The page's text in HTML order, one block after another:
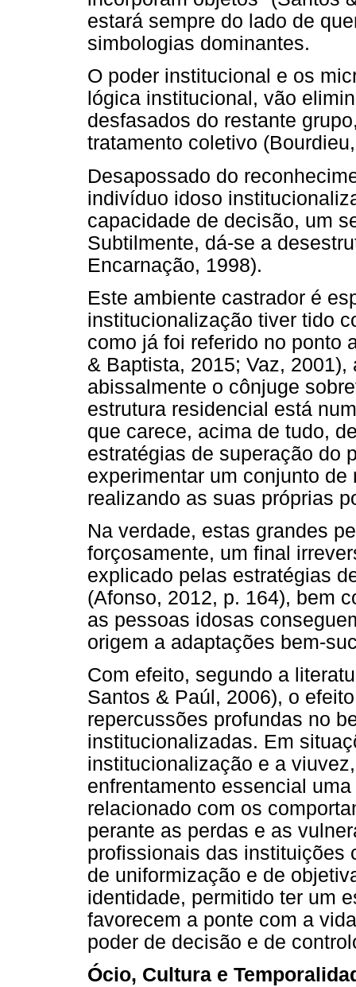
estará sempre do lado de
simbologias dominantes.
O poder institucional e os
lógica institucional, vão
desfasados do restante
tratamento coletivo
Desapossado do
indivíduo idoso
capacidade de decisão, um
Subtilmente, dá-se a
Encarnação, 1998).
Este ambiente castrador é
institucionalização tiver tido
como já foi referido no ponto
& Baptista, 2015; Vaz,
abissalmente o cônjuge
estrutura residencial está
que carece, acima de tudo,
estratégias de superação do
experimentar um conjunto
realizando as suas próprias
Na verdade, estas grandes
forçosamente, um final
explicado pelas estratégias
(Afonso, 2012, p. 164), bem
as pessoas idosas
origem a adaptações bem-
Com efeito, segundo a
Santos & Paúl, 2006), o
repercussões profundas no
institucionalizadas. Em
institucionalização e a
enfrentamento essencial
relacionado com os
perante as perdas e as
profissionais das instituições
de uniformização e de
identidade, permitido ter um
favorecem a ponte com a
poder de decisão e de
Ócio, Cultura e